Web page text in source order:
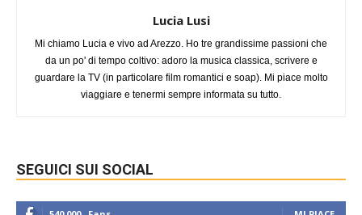
Lucia Lusi
Mi chiamo Lucia e vivo ad Arezzo. Ho tre grandissime passioni che
da un po' di tempo coltivo: adoro la musica classica, scrivere e
guardare la TV (in particolare film romantici e soap). Mi piace molto
viaggiare e tenermi sempre informata su tutto.
SEGUICI SUI SOCIAL